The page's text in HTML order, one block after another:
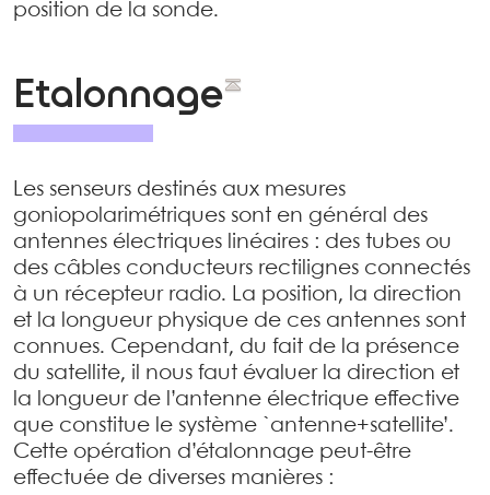
position de la sonde.
Etalonnage
Les senseurs destinés aux mesures
goniopolarimétriques sont en général des
antennes électriques linéaires : des tubes ou
des câbles conducteurs rectilignes connectés
à un récepteur radio. La position, la direction
et la longueur physique de ces antennes sont
connues. Cependant, du fait de la présence
du satellite, il nous faut évaluer la direction et
la longueur de l’antenne électrique effective
que constitue le système `antenne+satellite’.
Cette opération d’étalonnage peut-être
effectuée de diverses manières :